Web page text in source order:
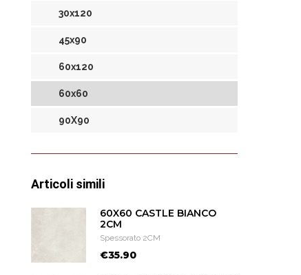
30x120
45x90
60x120
60x60
90X90
Articoli simili
60X60 CASTLE BIANCO
2CM
Spessorato 2CM
€35.90